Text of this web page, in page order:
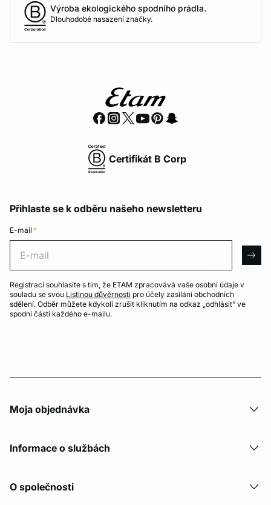
Výroba ekologického spodního prádla.
Dlouhodobé nasazení značky.
Certifikát B Corp
Přihlaste se k odběru našeho newsletteru
E-mail *
Registrací souhlasíte s tím, že ETAM zpracovává vaše osobní údaje v
souladu se svou Listinou důvěrnosti pro účely zasílání obchodních
sdělení. Odběr můžete kdykoli zrušit kliknutím na odkaz „odhlásit“ ve
spodní části každého e-mailu.
Moja objednávka
Informace o službách
O společnosti